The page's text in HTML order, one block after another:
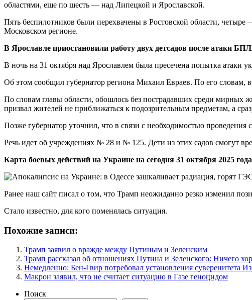
областями, еще по шесть — над Липецкой и Ярославской.
Пять беспилотников были перехвачены в Ростовской области,
Московском регионе.
В Ярославле приостановили работу двух детсадов после атаки
В ночь на 31 октября над Ярославлем была пресечена попытка атаки
Об этом сообщил губернатор региона Михаил Евраев. По его
По словам главы области, обошлось без пострадавших среди мирных
призвал жителей не приближаться к подозрительным предметам, а
Позже губернатор уточнил, что в связи с необходимостью
Речь идет об учреждениях № 28 и № 125. Дети из этих садов смогут
Карта боевых действий на Украине на сегодня 31 октября 2025 года
Ранее наш сайт писал о том, что Трамп неожиданно резко изменил
Стало известно, для кого поменялась ситуация.
Похожие записи:
Трамп заявил о вражде между Путиным и Зеленским
Трамп рассказал об отношениях Путина и Зеленского: Ничего
Немедленно: Бен-Гвир потребовал установления суверенитета
Макрон заявил, что не считает ситуацию в Газе геноцидом
Поиск